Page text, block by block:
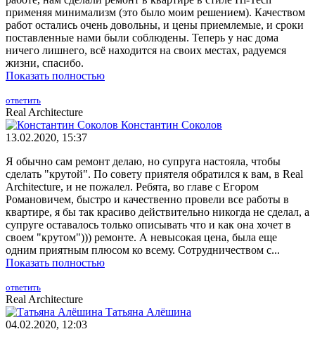
применяя минимализм (это было моим решением). Качеством
работ остались очень довольны, и цены приемлемые, и сроки
поставленные нами были соблюдены. Теперь у нас дома
ничего лишнего, всё находится на своих местах, радуемся
жизни, спасибо.
Показать полностью
ответить
Real Architecture
Константин Соколов
13.02.2020, 15:37
Я обычно сам ремонт делаю, но супруга настояла, чтобы
сделать "крутой". По совету приятеля обратился к вам, в Real
Architecture, и не пожалел. Ребята, во главе с Егором
Романовичем, быстро и качественно провели все работы в
квартире, я бы так красиво действительно никогда не сделал, а
супруге оставалось только описывать что и как она хочет в
своем "крутом"))) ремонте. А невысокая цена, была еще
одним приятным плюсом ко всему. Сотрудничеством с...
Показать полностью
ответить
Real Architecture
Татьяна Алёшина
04.02.2020, 12:03